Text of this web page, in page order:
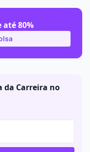
até 80%
da Carreira no